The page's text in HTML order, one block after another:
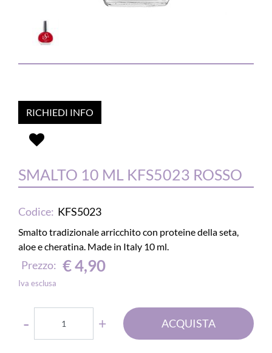
RICHIEDI INFO
SMALTO 10 ML KFS5023 ROSSO
Codice: KFS5023
Smalto tradizionale arricchito con proteine della seta,
aloe e cheratina. Made in Italy 10 ml.
Prezzo: € 4,90
Iva esclusa
Quantità
ACQUISTA